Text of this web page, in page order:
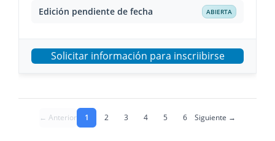
Edición pendiente de fecha
ABIERTA
Solicitar información para inscriibirse
← Anterior 1 2 3 4 5 6 Siguiente →